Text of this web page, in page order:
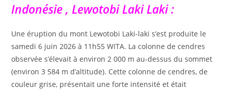
Indonésie , Lewotobi Laki Laki :
Une éruption du mont Lewotobi Laki-laki s’est produite le
samedi 6 juin 2026 à 11h55 WITA. La colonne de cendres
observée s’élevait à environ 2 000 m au-dessus du sommet
(environ 3 584 m d’altitude). Cette colonne de cendres, de
couleur grise, présentait une forte intensité et était